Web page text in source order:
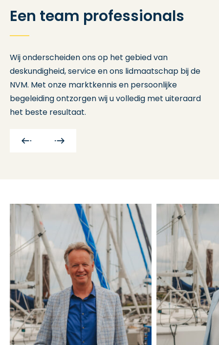
Een team professionals
Wij onderscheiden ons op het gebied van
deskundigheid, service en ons lidmaatschap bij de
NVM. Met onze marktkennis en persoonlijke
begeleiding ontzorgen wij u volledig met uiteraard
het beste resultaat.